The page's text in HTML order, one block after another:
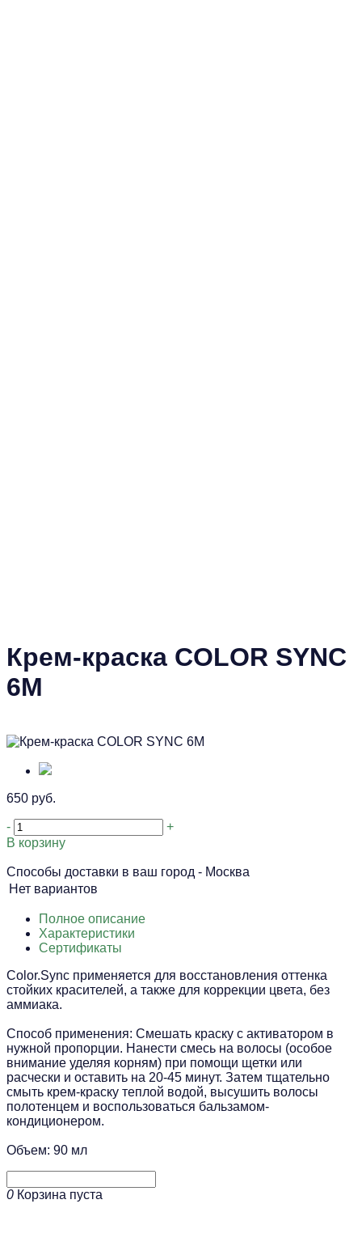
Крем-краска COLOR SYNC
6M
650 руб.
-
+
В корзину
Способы доставки в ваш город - Москва
Нет вариантов
Полное описание
Характеристики
Сертификаты
Color.Sync применяется для восстановления оттенка
стойких красителей, а также для коррекции цвета, без
аммиака.
Способ применения: Смешать краску с активатором в
нужной пропорции. Нанести смесь на волосы (особое
внимание уделяя корням) при помощи щетки или
расчески и оставить на 20-45 минут. Затем тщательно
смыть крем-краску теплой водой, высушить волосы
полотенцем и воспользоваться бальзамом-
кондиционером.
Объем: 90 мл
0 Корзина пуста